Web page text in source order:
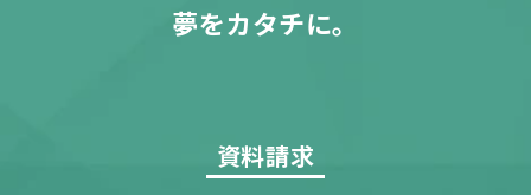
夢をカタチに。
資料請求